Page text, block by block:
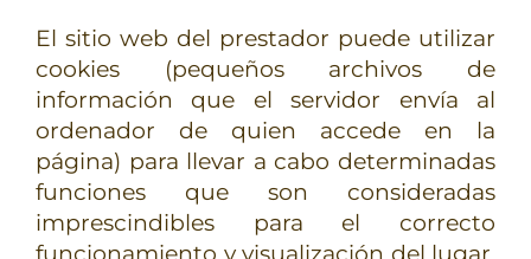
El sitio web del prestador puede utilizar
cookies (pequeños archivos de
información que el servidor envía al
ordenador de quien accede en la
página) para llevar a cabo determinadas
funciones que son consideradas
imprescindibles para el correcto
funcionamiento y visualización del lugar.